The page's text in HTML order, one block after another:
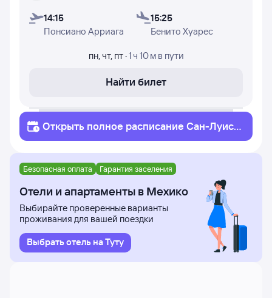
14:15
Понсиано Арриага
15:25
Бенито Хуарес
пн,чт, пт·1 ч 10 м в пути
Найти билет
Открыть полное расписание Сан-Луис-
Потоси
Мехико
Безопасная оплата Гарантия заселения
Отели и апартаменты в Мехико
Выбирайте проверенные варианты
проживания для вашей поездки
Выбрать отель на Туту